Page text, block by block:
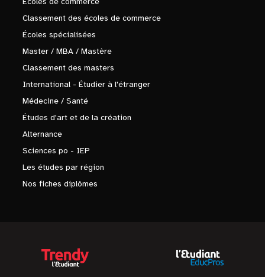
Classement des écoles de commerce
Écoles spécialisées
Master / MBA / Mastère
Classement des masters
International - Étudier à l'étranger
Médecine / Santé
Études d'art et de la création
Alternance
Sciences po - IEP
Les études par région
Nos fiches diplômes